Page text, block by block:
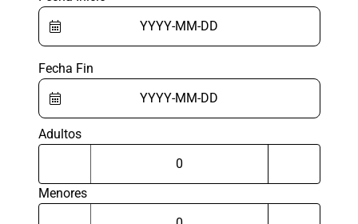
Fecha Fin
Adultos
Menores